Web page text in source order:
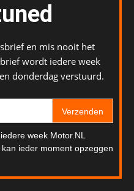
en mis nooit het
wordt iedere week
donderdag verstuurd.
Verzenden
week Motor.NL
ieder moment opzeggen